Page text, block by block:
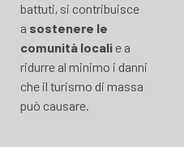
battuti, si contribuisce
a sostenere le
comunità locali e a
ridurre al minimo i danni
che il turismo di massa
può causare.